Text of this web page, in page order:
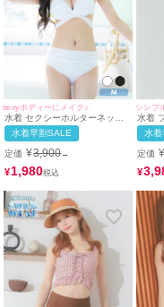
sexyボディーにメイク♪
水着 セクシーホルターネック
ワンカラーウエストクロスハイ
ウエストビキニ
水着早割SALE
定価 ¥3,900→
¥1,980
シンプ
水着
ル ワ
ト 谷
黒 ブ
用/M
マイ
水着
定価 ¥
¥